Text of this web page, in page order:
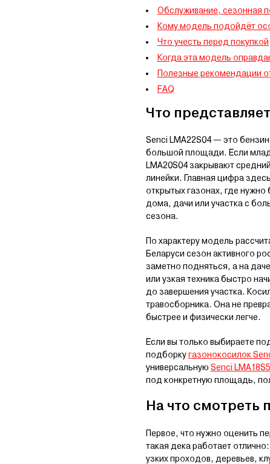
Обслуживание, сезонная
Кому модель подойдёт
Что учесть перед покупкой
Когда эта модель
Полезные рекомендации
FAQ
Что
Senci LMA22S04 — это
большой площади. Если
LMA20S04 закрывают
линейки. Главная цифра
открытых газонах, где
дома, дачи или участка с
сезона.
По характеру модель
Беларуси сезон активного
заметно подняться, а на
или узкая техника быстро
до завершения участка.
травосборника. Она не
быстрее и физически легче.
Если вы только выбираете
подборкугазонокосилок
универсальную Senci
под конкретную площадь,
На что смотреть
Первое, что нужно оценить
такая дека работает
узких проходов, деревьев,